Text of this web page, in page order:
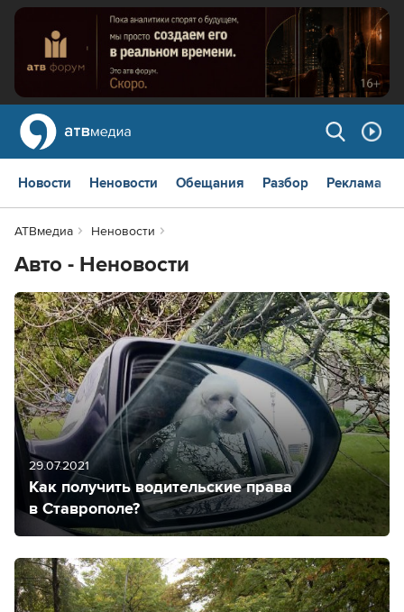
Новости Неновости Обещания Разбор Реклама
АТВмедиа Неновости
Авто - Неновости
29.07.2021
Как получить водительские права
в Ставрополе?